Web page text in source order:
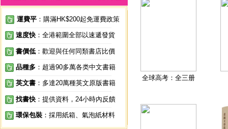
運費平 ：購滿HK$200起免運費政策
速度快 ：全港範圍全部以速遞發貨
書價低 ：歡迎與任何同類書店比價
品種多 ：超過90多萬各类中文書籍
英文書 ：多達20萬種英文原版書籍
找書快 ：提供資料，24小時內反饋
環保包裝 ：採用紙箱、氣泡紙材料
全球高考：全三册